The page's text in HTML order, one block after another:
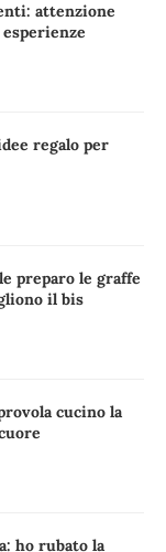
attenzione
regalo per
preparo le graffe
il bis
cucino la
ho rubato la